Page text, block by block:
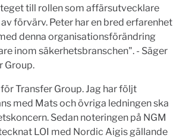
till rollen som affärsutvecklare
förvärv. Peter har en bred erfarenhet
denna organisationsförändring
inom säkerhetsbranschen". - Säger
Group.
Transfer Group. Jag har följt
med Mats och övriga ledningen ska
Sedan noteringen på NGM
LOI med Nordic Aigis gällande